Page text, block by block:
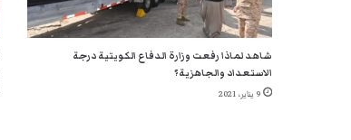
شاهد لماذا رفعت وزارة الدفاع الكويتية درجة
الاستعداد والجاهزية؟
9 يناير، 2021